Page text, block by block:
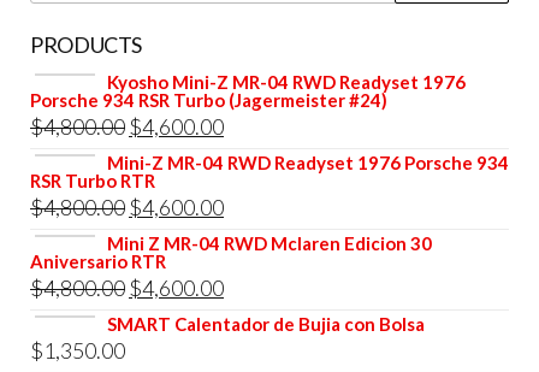
PRODUCTS
Kyosho Mini-Z MR-04 RWD Readyset 1976
Porsche 934 RSR Turbo (Jagermeister #24)
$4,800.00 El
precio
original
era:
$4,800.00.
$4,600.00El
precio
es:
$4,600.00.
Mini-Z MR-04 RWD Readyset 1976 Porsche 934
RSR Turbo RTR
$4,800.00 El
precio
original
era:
$4,800.00.
$4,600.00El
precio
es:
$4,600.00.
Mini Z MR-04 RWD Mclaren Edicion 30
Aniversario RTR
$4,800.00 El
precio
$4,600.00El
precio
SMART Calentador de Bujia con Bolsa
$1,350.00